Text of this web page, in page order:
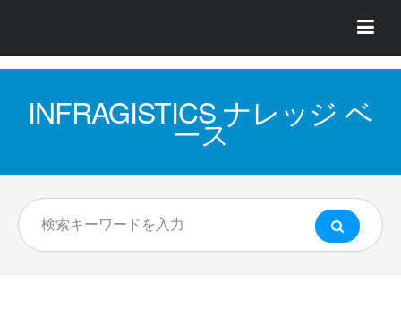
INFRAGISTICS ナレッジ ベ
ース